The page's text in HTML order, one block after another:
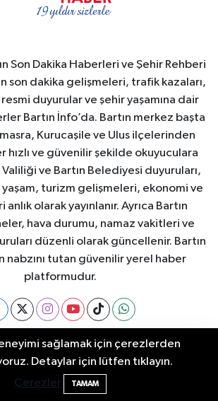
Son Dakika Haberleri ve Şehir Rehberi
son dakika gelişmeleri, trafik kazaları,
duyurular ve şehir yaşamına dair
Bartın İnfo’da. Bartın merkez başta
Kurucaşile ve Ulus ilçelerinden
hızlı ve güvenilir şekilde okuyuculara
Valiliği ve Bartın Belediyesi duyuruları,
yaşam, turizm gelişmeleri, ekonomi ve
olarak yayınlanır. Ayrıca Bartın
hava durumu, namaz vakitleri ve
düzenli olarak güncellenir. Bartın
nabzını tutan güvenilir yerel haber
platformudur.
Bartın Hava Durumu
Bartın Trafik Yoğunluk
sağlamak için çerezlerden
Detaylar için lütfen tıklayın.
Çerezler
TAMAM
2 Ayda 271 Kişi
Döndü